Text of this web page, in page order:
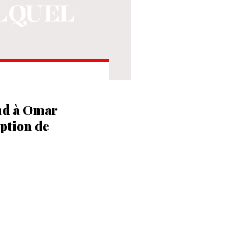
à Omar
de